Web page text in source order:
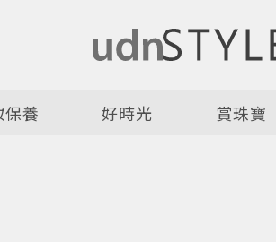
保養 好時光 賞珠寶